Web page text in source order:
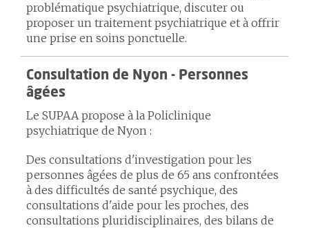
problématique psychiatrique, discuter ou
proposer un traitement psychiatrique et à offrir
une prise en soins ponctuelle.
Consultation de Nyon - Personnes
âgées
Le SUPAA propose à la Policlinique
psychiatrique de Nyon :
Des consultations d'investigation pour les
personnes âgées de plus de 65 ans confrontées
à des difficultés de santé psychique, des
consultations d'aide pour les proches, des
consultations pluridisciplinaires, des bilans de